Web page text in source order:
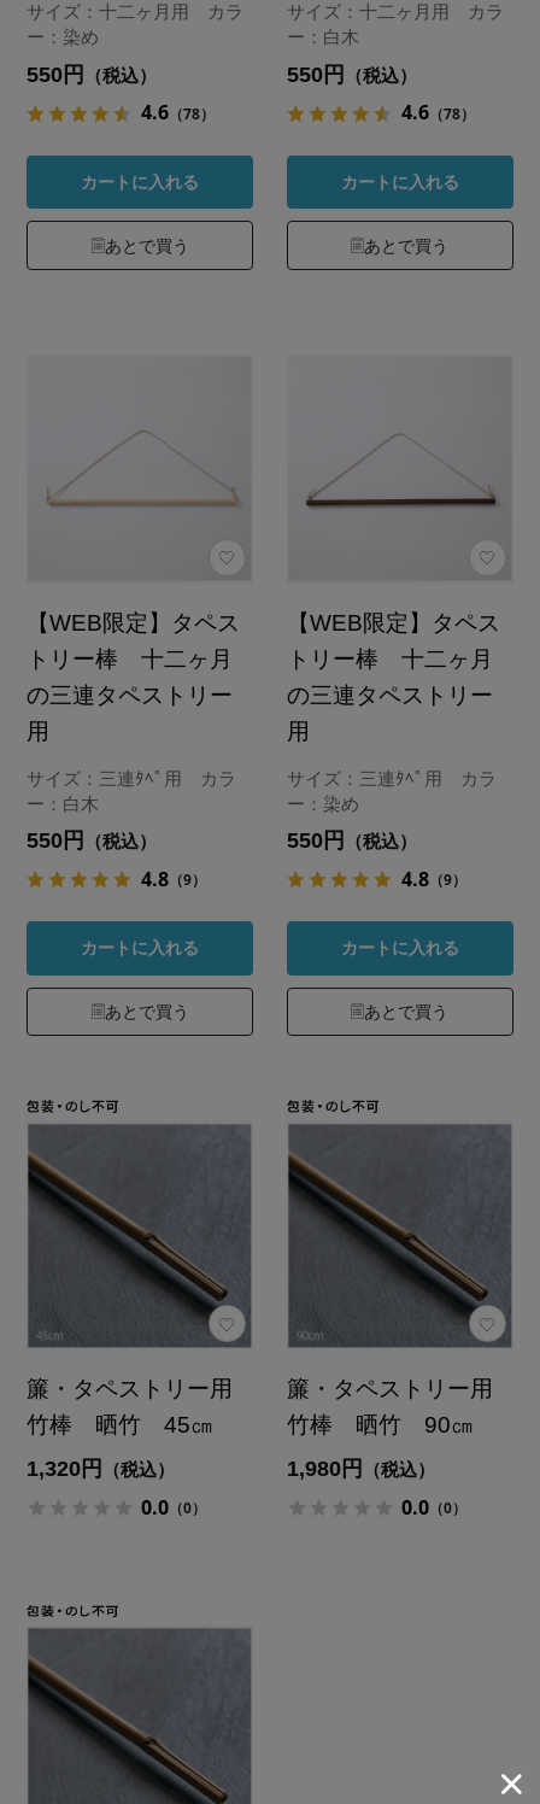
サイズ：十二ヶ月用 カラ
ー：染め
550円 （税込）
4.6 （78）
カートに入れる
あとで買う
サイズ：十二ヶ月用 カラ
ー：白木
550円 （税込）
4.6 （78）
カートに入れる
あとで買う
【WEB限定】タペス
トリー棒 十二ヶ月
の三連タペストリー
用
サイズ：三連ﾀﾍﾟ用 カラ
ー：白木
550円 （税込）
4.8 （9）
カートに入れる
あとで買う
【WEB限定】タペス
トリー棒 十二ヶ月
の三連タペストリー
用
サイズ：三連ﾀﾍﾟ用 カラ
ー：染め
550円 （税込）
4.8 （9）
カートに入れる
あとで買う
簾・タペストリー用
竹棒 晒竹 45㎝
1,320円 （税込）
0.0 （0）
簾・タペストリー用
竹棒 晒竹 90㎝
1,980円 （税込）
0.0 （0）